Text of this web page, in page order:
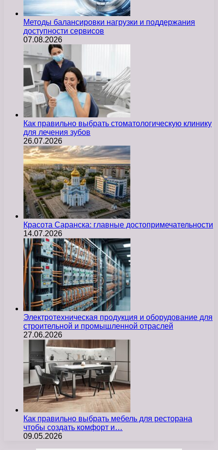
Методы балансировки нагрузки и поддержания
доступности сервисов
07.08.2026
Как правильно выбрать стоматологическую клинику
для лечения зубов
26.07.2026
Красота Саранска: главные достопримечательности
14.07.2026
Электротехническая продукция и оборудование для
строительной и промышленной отраслей
27.06.2026
Как правильно выбрать мебель для ресторана
чтобы создать комфорт и…
09.05.2026